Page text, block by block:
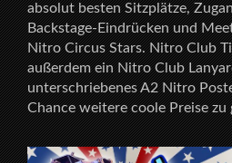
absolut besten Sitzplätze,
Backstage-Eindrücken und
Nitro Circus Stars. Nitro Club
außerdem ein Nitro Club
unterschriebenes A2 Nitro
Chance weitere coole Preise zu